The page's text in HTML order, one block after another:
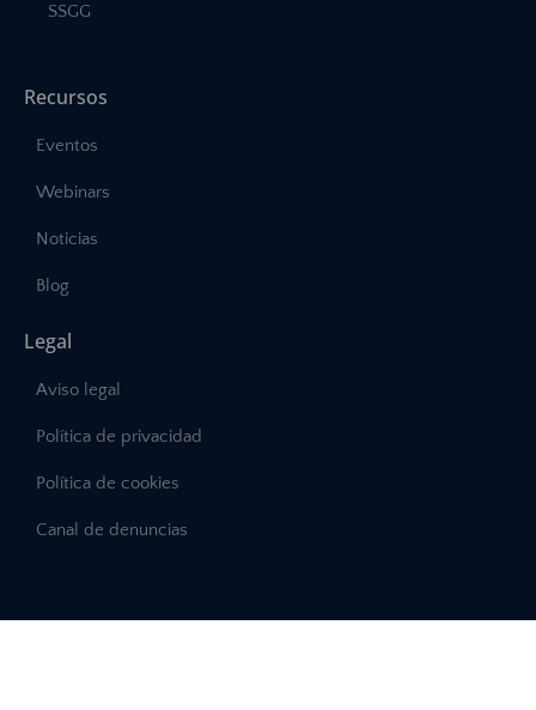
SSGG
Recursos
Eventos
Webinars
Noticias
Blog
Legal
Aviso legal
Política de privacidad
Política de cookies
Canal de denuncias